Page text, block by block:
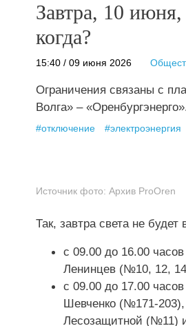
Завтра, 10 июня,
когда?
15:40 / 09 июня 2026
Ограничения связаны с
Волга» –
#отключение #электроэнергия
Источник фото: Архив ProOren
Так, завтра света не
с 09.00 до 16.00
Ленинцев (№10, 12,
с 09.00 до 17.00
Шевченко (№171-
Лесозащитной (№11)